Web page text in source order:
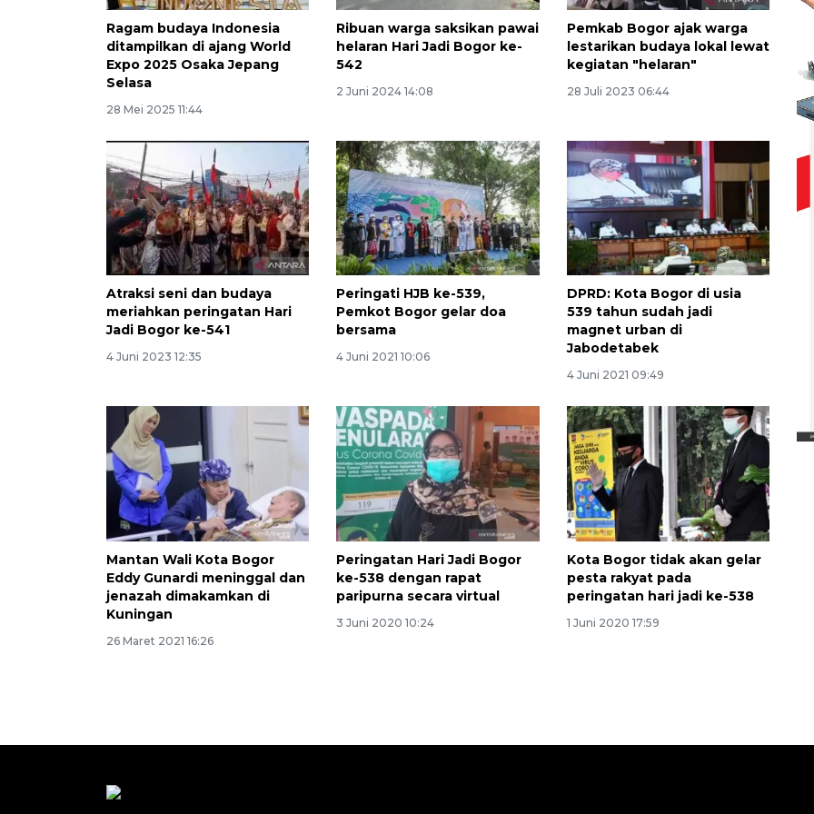
Ragam budaya Indonesia
ditampilkan di ajang World
Expo 2025 Osaka Jepang
Selasa
28 Mei 2025 11:44
Ribuan warga saksikan pawai
helaran Hari Jadi Bogor ke-
542
2 Juni 2024 14:08
Pemkab Bogor ajak warga
lestarikan budaya lokal lewat
kegiatan "helaran"
28 Juli 2023 06:44
Atraksi seni dan budaya
meriahkan peringatan Hari
Jadi Bogor ke-541
4 Juni 2023 12:35
Peringati HJB ke-539,
Pemkot Bogor gelar doa
bersama
4 Juni 2021 10:06
DPRD: Kota Bogor di usia
539 tahun sudah jadi
magnet urban di
Jabodetabek
4 Juni 2021 09:49
Mantan Wali Kota Bogor
Eddy Gunardi meninggal dan
jenazah dimakamkan di
Kuningan
26 Maret 2021 16:26
Peringatan Hari Jadi Bogor
ke-538 dengan rapat
paripurna secara virtual
3 Juni 2020 10:24
Kota Bogor tidak akan gelar
pesta rakyat pada
peringatan hari jadi ke-538
1 Juni 2020 17:59
Ekspedisi Rupiah Berdaulat
2026-08-06 13:15:00